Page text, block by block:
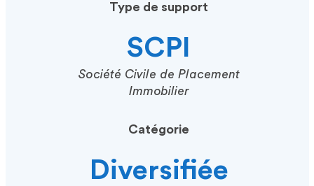
Type de support
SCPI
Société Civile de Placement
Immobilier
Catégorie
Diversifiée